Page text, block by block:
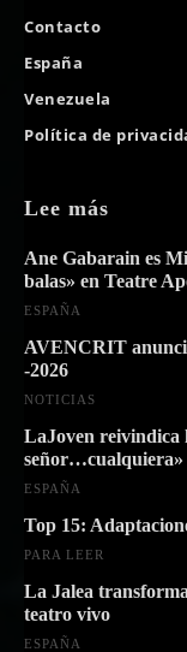
Contacto
España
Venezuela
Política de
Lee más
Ane Gabarain es
balas» en Teatre
ESPAÑA
AVENCRIT
-2026
NOTICIAS
LaJoven reivindica
señor…cualquiera»
ESPAÑA
Top 15:
PARA LEER
La Jalea
teatro vivo
ESPAÑA